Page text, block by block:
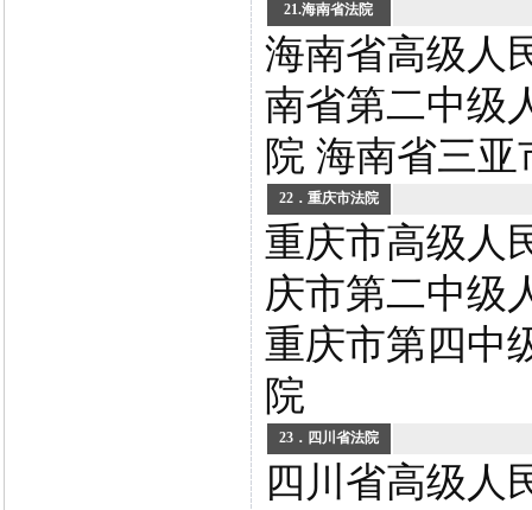
21.海南省法院
海南省高级人
南省第二中级
院 海南省三
22．重庆市法院
重庆市高级人
庆市第二中级
重庆市第四中
院
23．四川省法院
四川省高级人